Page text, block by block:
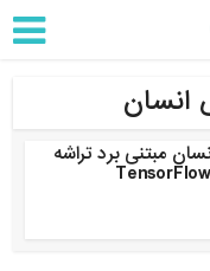
مبتنی برد تراشه